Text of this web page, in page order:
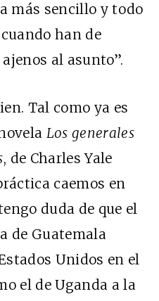
más sencillo y todo
han de
al asunto”.
Tal como ya es
Los generales
, de Charles Yale
caemos en
duda de que el
de Guatemala
Unidos en el
el de Uganda a la